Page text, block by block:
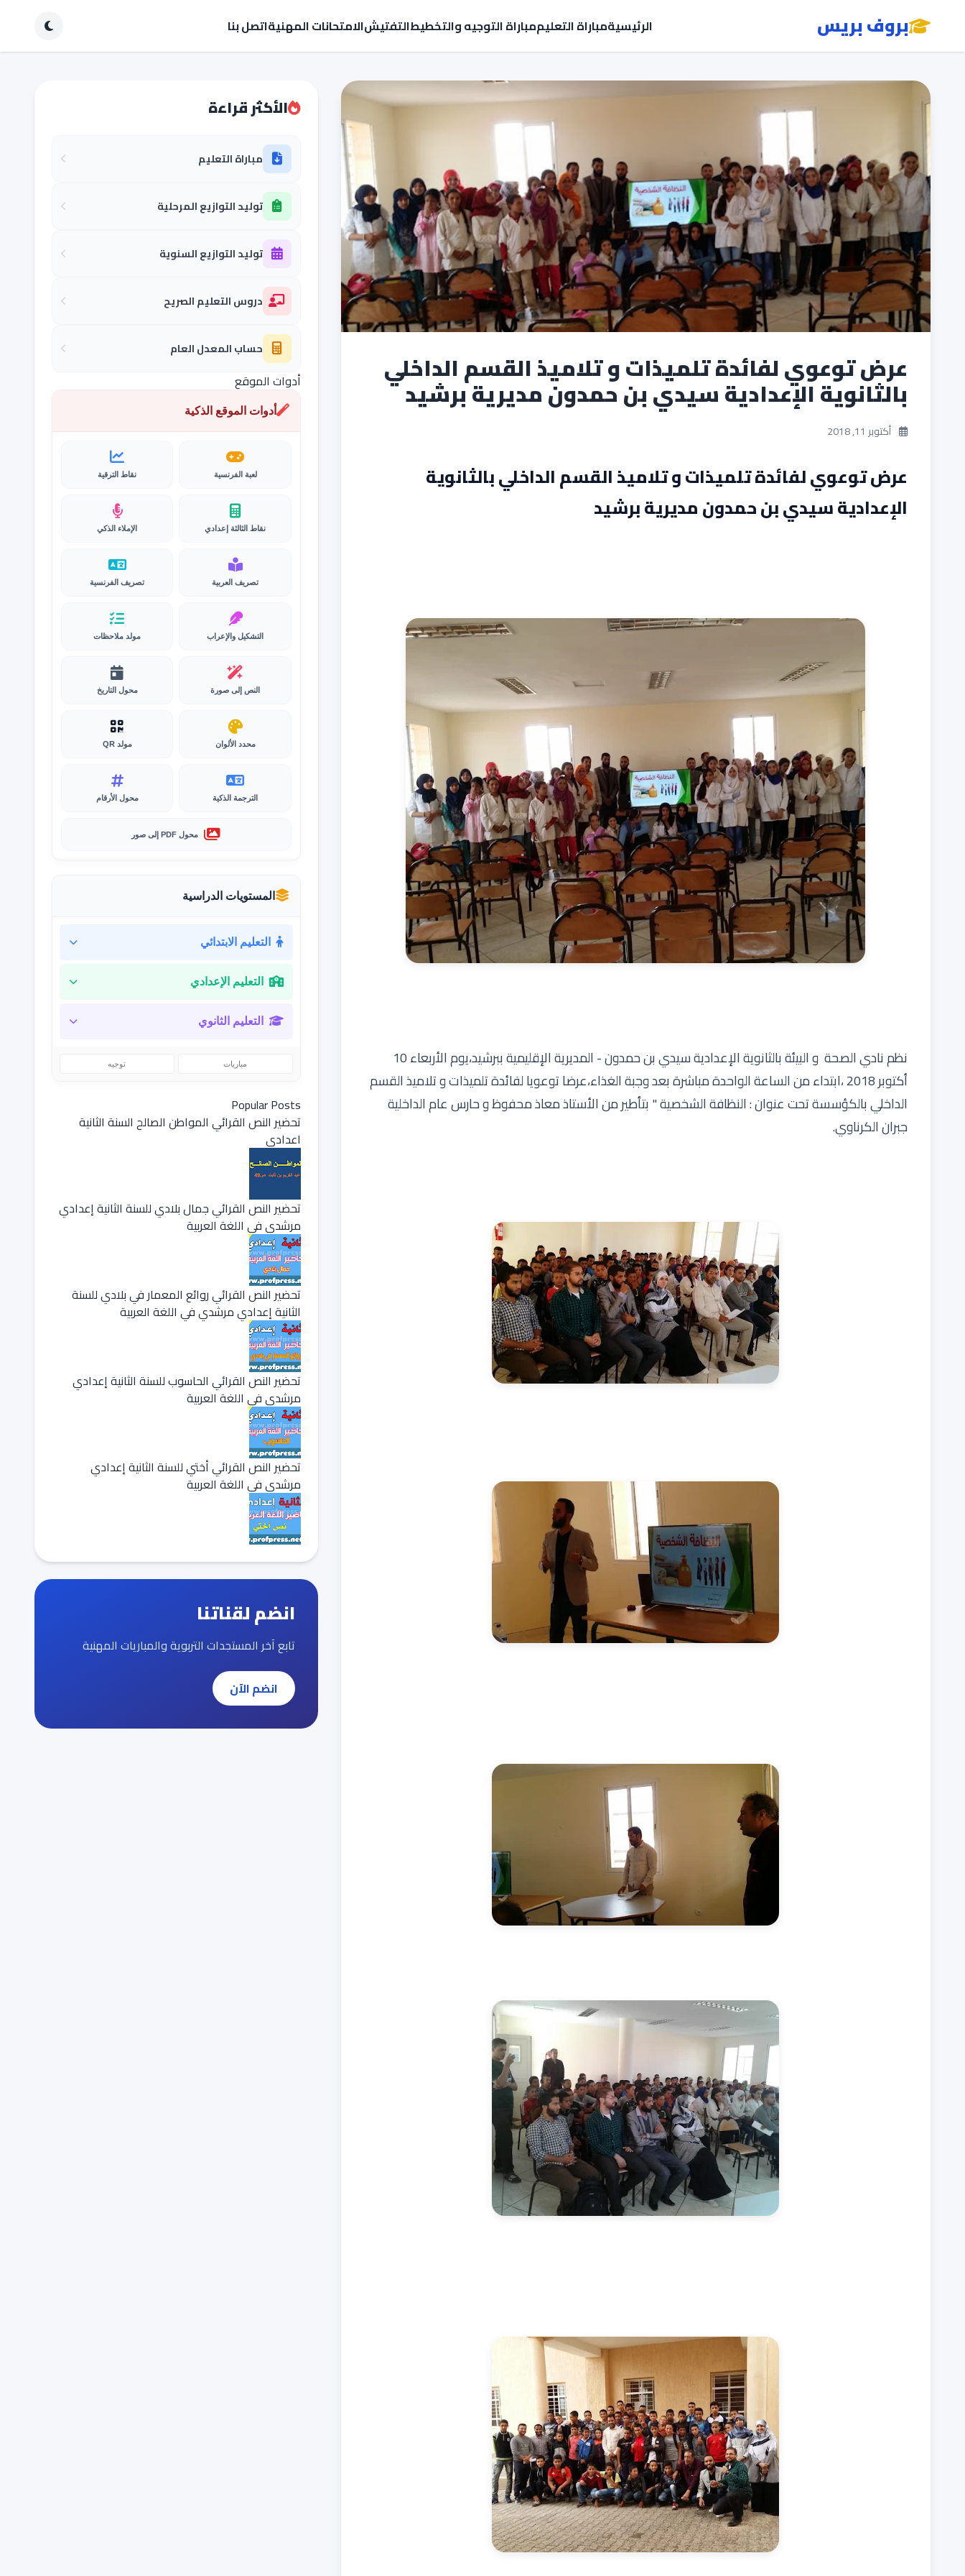
بروف بريس الرئيسيةمباراة التعليممباراة التوجيه والتخطيطالتفتيشالامتحانات المهنيةاتصل بنا
عرض توعوي لفائدة تلميذات و تلاميذ القسم الداخلي
بالثانوية الإعدادية سيدي بن حمدون مديرية برشيد
أكتوبر 11, 2018
عرض توعوي لفائدة تلميذات و تلاميذ القسم الداخلي بالثانوية
الإعدادية سيدي بن حمدون مديرية برشيد
نظم نادي الصحة و البيئة بالثانوية الإعدادية سيدي بن حمدون - المديرية الإقليمية ببرشيد،يوم الأربعاء 10
أكتوبر 2018 ،ابتداء من الساعة الواحدة مباشرة بعد وجبة الغذاء،عرضا توعويا لفائدة تلميذات و تلاميذ القسم
الداخلي بالكؤسسة تحت عنوان : النظافة الشخصية " بتأطير من الأستاذ معاذ محفوظ و حارس عام الداخلية
جبران الكرناوي.
الأكثر قراءة
مباراة التعليم
توليد التوازيع المرحلية
توليد التوازيع السنوية
دروس التعليم الصريح
حساب المعدل العام
أدوات الموقع
أدوات الموقع الذكية
لعبة الفرنسية نقاط الترقية
نقاط الثالثة إعدادي الإملاء الذكي
تصريف العربية تصريف الفرنسية
التشكيل والإعراب مولد ملاحظات
النص إلى صورة محول التاريخ
محدد الألوان مولد QR
الترجمة الذكية محول الأرقام
محول PDF إلى صور
المستويات الدراسية
التعليم الابتدائي
التعليم الإعدادي
التعليم الثانوي
مباريات توجيه
Popular Posts
تحضير النص القرائي المواطن الصالح السنة الثانية
اعدادي
تحضير النص القرائي جمال بلادي للسنة الثانية إعدادي
مرشدي في اللغة العربية
تحضير النص القرائي روائع المعمار في بلادي للسنة
الثانية إعدادي مرشدي في اللغة العربية
تحضير النص القرائي الحاسوب للسنة الثانية إعدادي
مرشدي في اللغة العربية
تحضير النص القرائي أختي للسنة الثانية إعدادي
مرشدي في اللغة العربية
انضم لقناتنا
تابع آخر المستجدات التربوية والمباريات المهنية
انضم الآن